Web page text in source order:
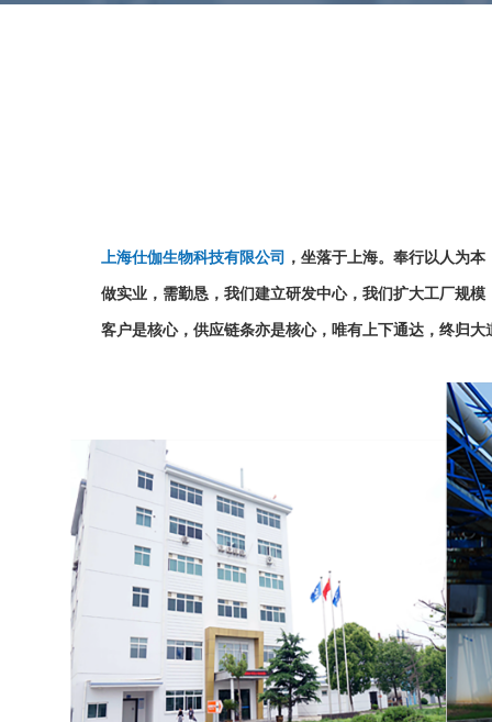
上海仕伽生物科技有限公司 ，坐落于上海。奉行以人为
做实业，需勤恳，我们建立研发中心，我们扩大工厂规
客户是核心，供应链条亦是核心，唯有上下通达，终归大